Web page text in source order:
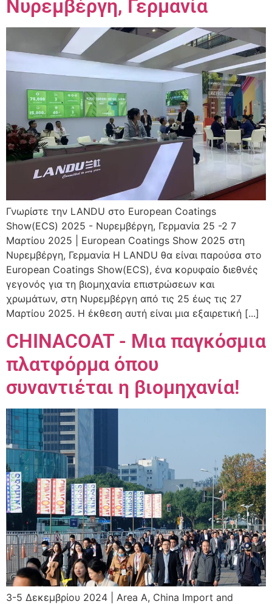
Νυρεμβέργη, Γερμανία
Γνωρίστε την LANDU στο European Coatings
Show(ECS) 2025 - Νυρεμβέργη, Γερμανία 25 -2 7
Μαρτίου 2025 | European Coatings Show 2025 στη
Νυρεμβέργη, Γερμανία Η LANDU θα είναι παρούσα στο
European Coatings Show(ECS), ένα κορυφαίο διεθνές
γεγονός για τη βιομηχανία επιστρώσεων και
χρωμάτων, στη Νυρεμβέργη από τις 25 έως τις 27
Μαρτίου 2025. Η έκθεση αυτή είναι μια εξαιρετική [...]
CHINACOAT - Μια παγκόσμια
πλατφόρμα όπου
συναντιέται η βιομηχανία!
3-5 Δεκεμβρίου 2024 | Area A, China Import and